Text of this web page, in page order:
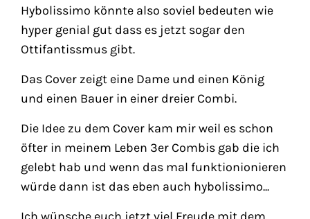
Hybolissimo könnte also soviel bedeuten wie
hyper genial gut dass es jetzt sogar den
Ottifantissmus gibt.
Das Cover zeigt eine Dame und einen König
und einen Bauer in einer dreier Combi.
Die Idee zu dem Cover kam mir weil es schon
öfter in meinem Leben 3er Combis gab die ich
gelebt hab und wenn das mal funktionionieren
würde dann ist das eben auch hybolissimo...